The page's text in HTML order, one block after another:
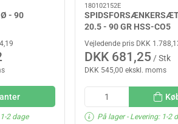
Ø - 90
2 dage
180102152E
20.5 - 90 GR HSS-CO5
Vejledende pris DKK
DKK 681,25 / Stk
DKK 545,00 ekskl. moms
På lager- Levering: 1-2